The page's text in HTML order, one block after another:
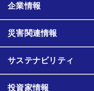
企業情報
災害関連情報
サステナビリティ
投資家情報